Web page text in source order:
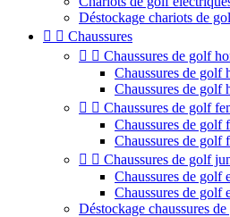
Déstockage chariots de
  Chaussures
  Chaussures de golf
Chaussures de golf
Chaussures de golf
  Chaussures de golf
Chaussures de golf
Chaussures de golf
  Chaussures de golf
Chaussures de golf
Chaussures de golf
Déstockage chaussures